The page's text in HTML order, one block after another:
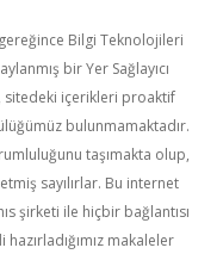
gereğince Bilgi Teknolojileri
bir Yer Sağlayıcı
sitedeki içerikleri proaktif
bulunmamaktadır.
taşımakta olup,
sayılırlar. Bu internet
şirketi ile hiçbir bağlantısı
makaleler